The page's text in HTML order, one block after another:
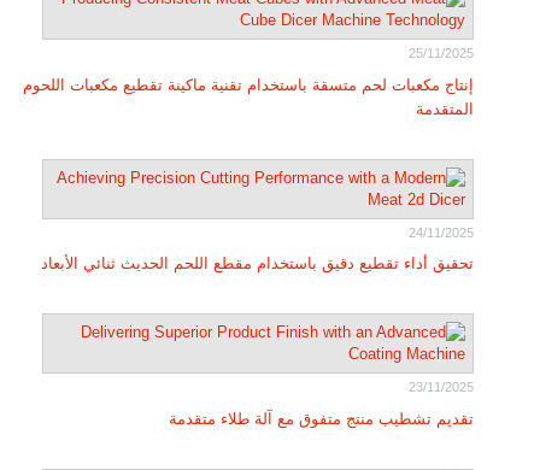
25/11/2025
إنتاج مكعبات لحم متسقة باستخدام تقنية ماكينة تقطيع مكعبات اللحوم
المتقدمة
24/11/2025
تحقيق أداء تقطيع دقيق باستخدام مقطع اللحم الحديث ثنائي الأبعاد
23/11/2025
تقديم تشطيب منتج متفوق مع آلة طلاء متقدمة